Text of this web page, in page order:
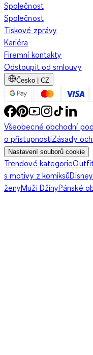
Společnost
Společnost
Tiskové zprávy
Kariéra
Firemní kontakty
Odstoupit od smlouvy
Česko | CZ
Všeobecné obchodní
o přístupnostiZásady
Nastavení souborů cookie
Trendové kategorie
s motivy z komiksůDisney
ženyMuži DžínyPánské